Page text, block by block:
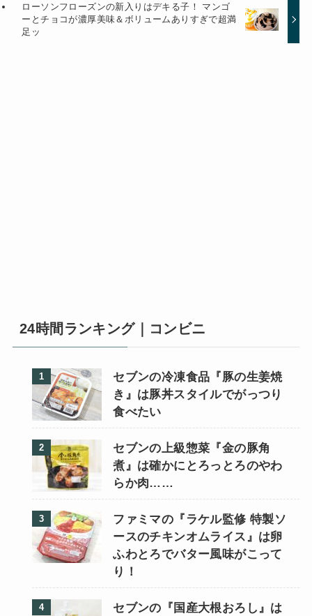
ローソンフローズンの新入りはデキる子！ マンゴ
ーとチョコが濃厚美味＆ボリュームありすぎで超満
足ッ
24時間ランキング｜コンビニ
セブンの冷凍食品『豚の生姜焼
き』は豚丼スタイルでがっつり
食べたい
セブンの上級惣菜『金の豚角
煮』は確かにとろっとろのやわ
らか肉……
ファミマの『ラケル監修 特製ソ
ースのチキンオムライス』は卵
ふわとろでバター風味がこって
り！
セブンの『国産大根おろし』は